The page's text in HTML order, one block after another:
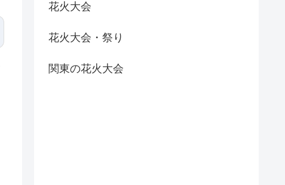
花火大会
花火大会・祭り
関東の花火大会